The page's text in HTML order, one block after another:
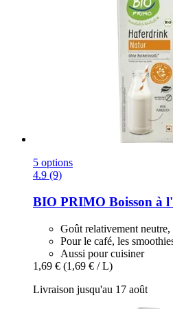
5 options
4.9 (9)
BIO PRIMO Boisson à
Goût relativement neutre,
Pour le café, les
Aussi pour cuisiner
1,69 € (1,69 € / L)
Livraison jusqu'au 17 août